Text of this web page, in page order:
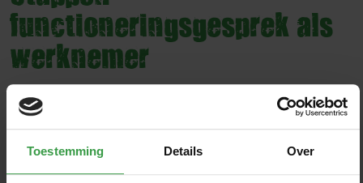
Toestemming Details Over
functioneringsgesprek als
werknemer